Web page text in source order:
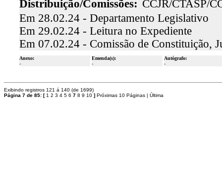
Distribuição/Comissões: CCJR/CTASP/
Em 28.02.24 - Departamento Legislativo
Em 29.02.24 - Leitura no Expediente
Em 07.02.24 - Comissão de Constituição,
Anexo:
-
Emenda(s):
-
Autógrafo:
-
Exibindo registros 121 á 140 (de 1699)
Página 7 de 85: [ 1 2 3 4 5 6 7 8 9 10 ] Próximas 10 Páginas | Última